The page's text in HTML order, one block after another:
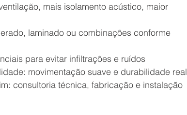
mais isolamento acústico, maior
laminado ou combinações conforme
para evitar infiltrações e ruídos
movimentação suave e durabilidade real
consultoria técnica, fabricação e instalação